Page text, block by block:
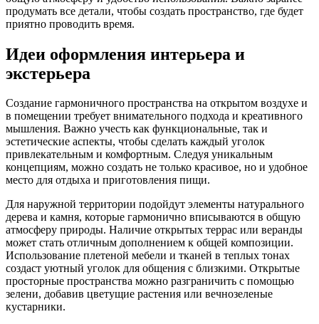
продумать все детали, чтобы создать пространство, где будет
приятно проводить время.
Идеи оформления интерьера и
экстерьера
Создание гармоничного пространства на открытом воздухе и
в помещении требует внимательного подхода и креативного
мышления. Важно учесть как функциональные, так и
эстетические аспекты, чтобы сделать каждый уголок
привлекательным и комфортным. Следуя уникальным
концепциям, можно создать не только красивое, но и удобное
место для отдыха и приготовления пищи.
Для наружной территории подойдут элементы натурального
дерева и камня, которые гармонично вписываются в общую
атмосферу природы. Наличие открытых террас или веранды
может стать отличным дополнением к общей композиции.
Использование плетеной мебели и тканей в теплых тонах
создаст уютный уголок для общения с близкими. Открытые
просторные пространства можно разграничить с помощью
зелени, добавив цветущие растения или вечнозеленые
кустарники.